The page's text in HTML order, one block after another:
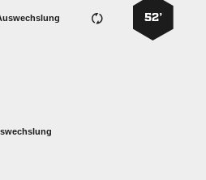
52’